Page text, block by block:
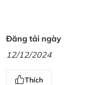
Đăng tải ngày
12/12/2024
Thích